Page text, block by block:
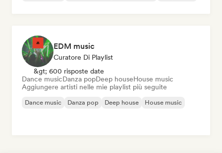
EDM music
Curatore Di Playlist
&gt; 600 risposte date
Dance musicDanza popDeep houseHouse music
Aggiungere artisti nelle mie playlist più seguite
Dance music Danza pop Deep house House music